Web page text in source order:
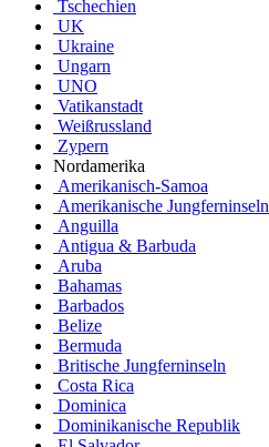
Tschechien
UK
Ukraine
Ungarn
UNO
Vatikanstadt
Weißrussland
Zypern
Nordamerika
Amerikanisch-Samoa
Amerikanische Jungferninseln
Anguilla
Antigua & Barbuda
Aruba
Bahamas
Barbados
Belize
Bermuda
Britische Jungferninseln
Costa Rica
Dominica
Dominikanische Republik